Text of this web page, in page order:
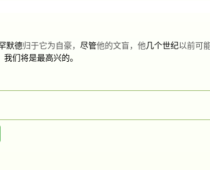
默德归于它为自豪， 尽管他的文盲，他几个世纪以前可
们将是最高兴的。